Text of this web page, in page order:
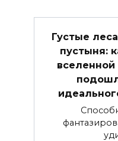
Густые
пустыня:
вселенной